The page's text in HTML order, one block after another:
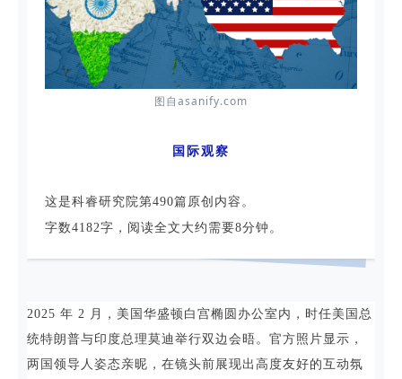
图自asanify.com
国际观察
这是科睿研究院第490篇原创内容。
字数4182字，阅读全文大约需要8分钟。
2025 年 2 月，美国华盛顿白宫椭圆办公室内，时任美国总
统特朗普与印度总理莫迪举行双边会晤。官方照片显示，
两国领导人姿态亲昵，在镜头前展现出高度友好的互动氛